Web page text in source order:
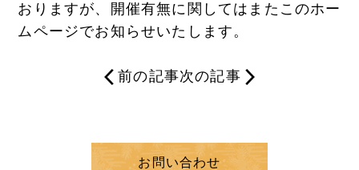
おりますが、開催有無に関してはまたこのホー
ムページでお知らせいたします。
前の記事次の記事
お問い合わせ